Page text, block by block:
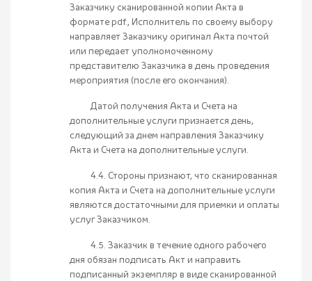
Заказчику сканированной копии Акта в
формате pdf., Исполнитель по своему выбору
направляет Заказчику оригинал Акта почтой
или передает уполномоченному
представителю Заказчика в день проведения
мероприятия (после его окончания).
Датой получения Акта и Счета на
дополнительные услуги признается день,
следующий за днем направления Заказчику
Акта и Счета на дополнительные услуги.
4.4. Стороны признают, что сканированная
копия Акта и Счета на дополнительные услуги
являются достаточными для приемки и оплаты
услуг Заказчиком.
4.5. Заказчик в течение одного рабочего
дня обязан подписать Акт и направить
подписанный экземпляр в виде сканированной